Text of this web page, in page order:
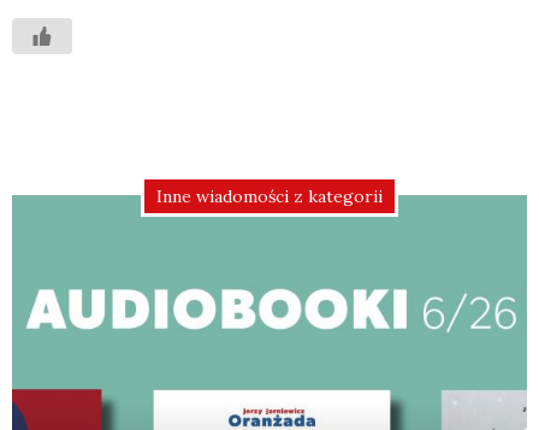
Inne wiadomości z kategorii